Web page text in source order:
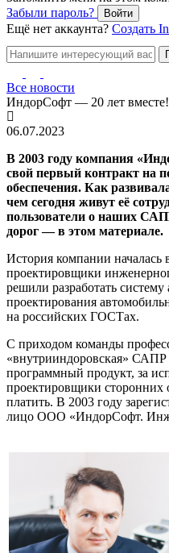
Забыли пароль?
Войти
Ещё нет аккаунта? Создать
Все новости
ИндорСофт — 20 лет вместе!
06.07.2023
В 2003 году компания
свой первый контракт на
обеспечения. Как
чем сегодня живут её
пользователи о наших
дорог — в этом материале.
История компании началась
проектировщики
решили разработать
проектирования
на российских ГОСТах.
С приходом команды
«внутрииндоровская» САПР
программный продукт, за
проектировщики сторонних
платить. В 2003 году
лицо ООО «ИндорСофт.